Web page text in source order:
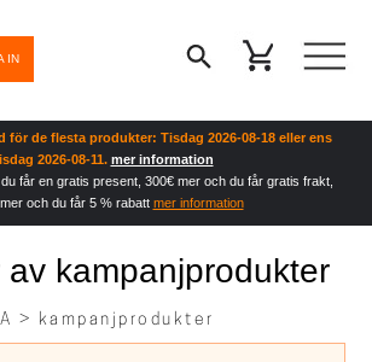
IN
för de flesta produkter: Tisdag 2026-08-18 eller ens
2026-08-11. mer information
får en gratis present, 300€ mer och du får gratis frakt,
och du får 5 % rabatt mer information
av kampanjprodukter
> kampanjprodukter